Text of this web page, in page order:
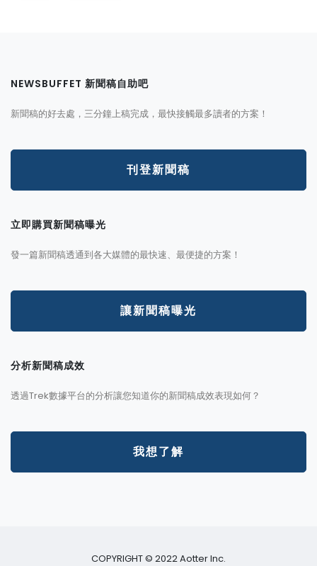
NEWSBUFFET 新聞稿自助吧
新聞稿的好去處，三分鐘上稿完成，最快接觸最多讀者的方案！
刊登新聞稿
立即購買新聞稿曝光
發一篇新聞稿透通到各大媒體的最快速、最便捷的方案！
讓新聞稿曝光
分析新聞稿成效
透過Trek數據平台的分析讓您知道你的新聞稿成效表現如何？
我想了解
COPYRIGHT © 2022 Aotter Inc.